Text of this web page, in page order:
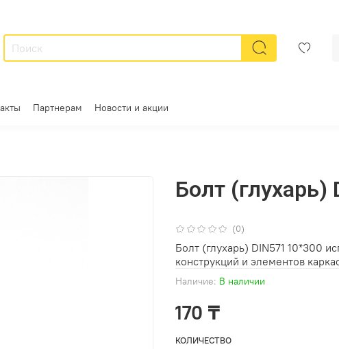
Партнерам Новости и акции
(0)
Наличие: В наличии
Болт (глухарь)
170 ₸
КОЛИЧЕСТВО
Болт (глухарь) DIN571 10*300
конструкций и элементов